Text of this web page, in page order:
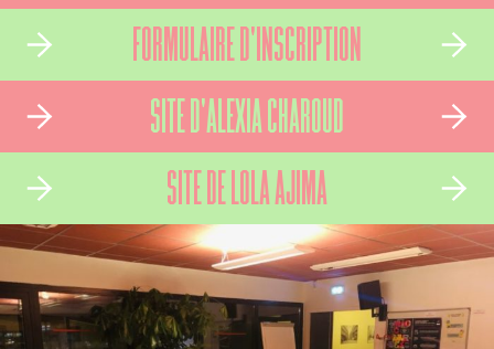
FORMULAIRE D'INSCRIPTION
SITE D'ALEXIA CHAROUD
SITE DE LOLA AJIMA